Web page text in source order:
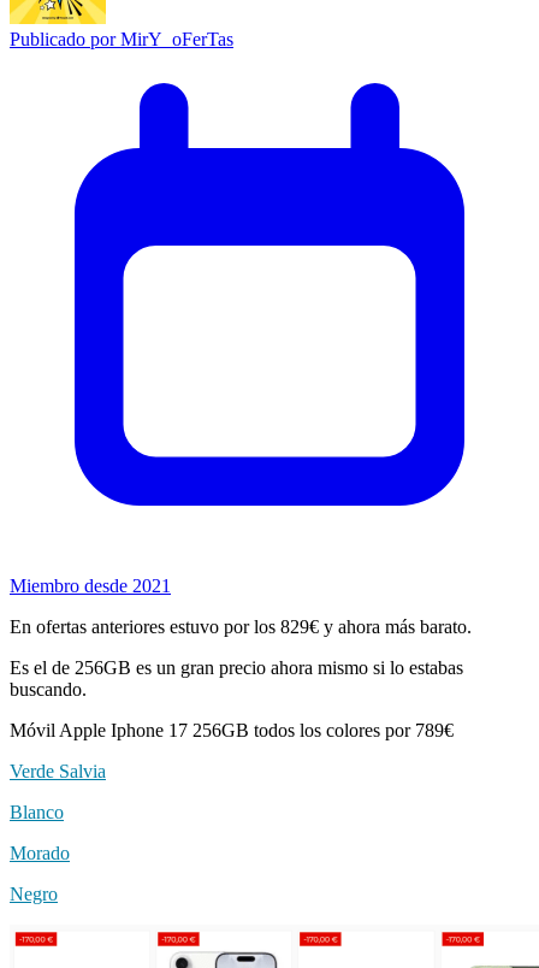
Publicado porMirY_oFerTas
Miembro desde 2021
En ofertas anteriores estuvo por los 829€ y ahora más barato.
Es el de 256GB es un gran precio ahora mismo si lo estabas
buscando.
Móvil Apple Iphone 17 256GB todos los colores por 789€
Verde Salvia
Blanco
Morado
Negro